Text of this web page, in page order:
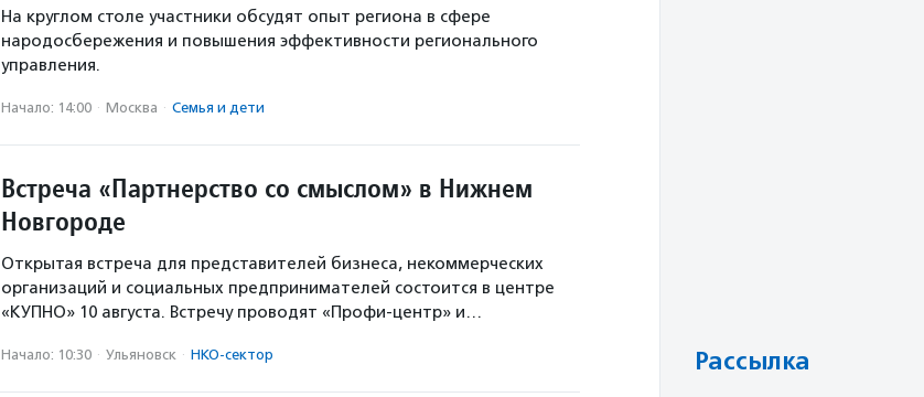
На круглом столе участники обсудят опыт региона в сфере
народосбережения и повышения эффективности регионального
управления.
Начало: 14:00 · Москва · Семья и дети
Встреча «Партнерство со смыслом» в Нижнем
Новгороде
Открытая встреча для представителей бизнеса, некоммерческих
организаций и социальных предпринимателей состоится в центре
«КУПНО» 10 августа. Встречу проводят «Профи-центр» и…
Начало: 10:30 · Ульяновск · НКО-сектор Рассылка